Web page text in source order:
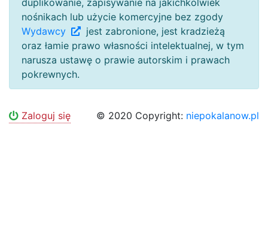
duplikowanie, zapisywanie na jakichkolwiek
nośnikach lub użycie komercyjne bez zgody
Wydawcy
jest zabronione, jest kradzieżą
oraz łamie prawo własności intelektualnej, w tym
narusza ustawę o prawie autorskim i prawach
pokrewnych.
Zaloguj się © 2020 Copyright: niepokalanow.pl